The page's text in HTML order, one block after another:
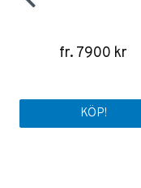
fr. 7900 kr
KÖP!